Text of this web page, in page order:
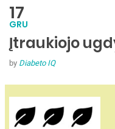
17
GRU
Įtraukiojo
by Diabeto IQ